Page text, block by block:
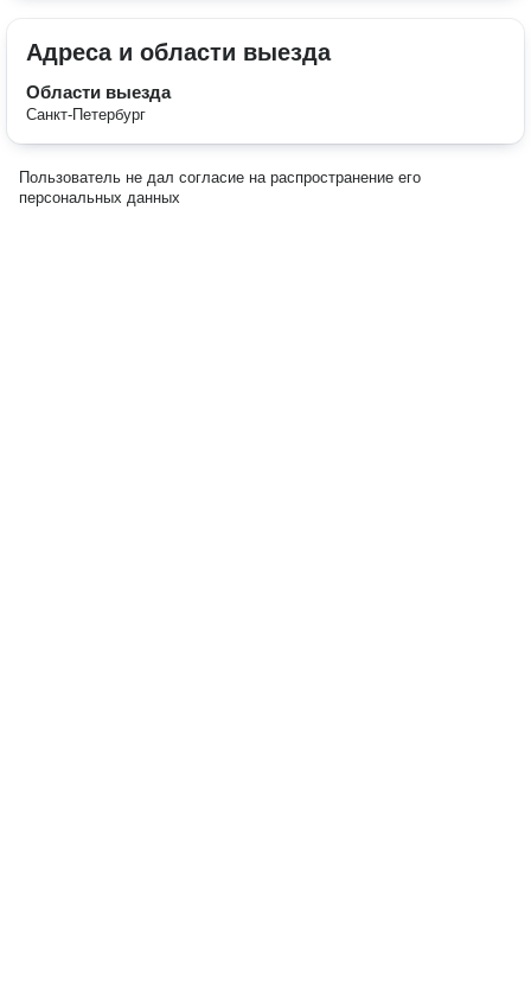
Адреса и области выезда
Области выезда
Санкт-Петербург
Пользователь не дал согласие на распространение его
персональных данных